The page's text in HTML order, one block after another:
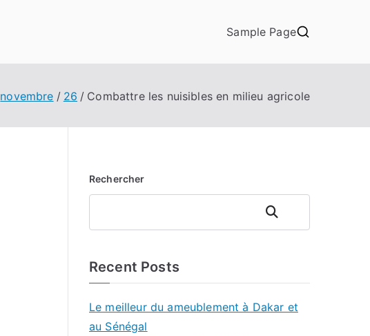
Sample Page
novembre 26 Combattre les nuisibles en milieu agricole
Rechercher
Rechercher
Recent Posts
Le meilleur du ameublement à Dakar et
au Sénégal